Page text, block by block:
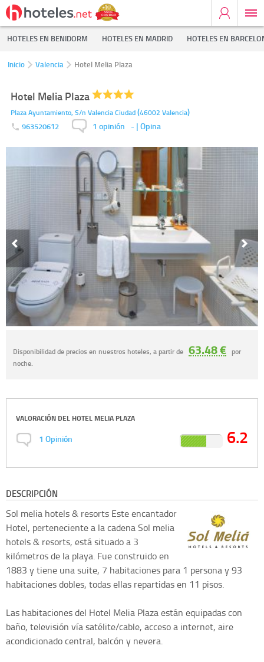
HOTELES EN BENIDORM HOTELES EN MADRID HOTELES EN
Inicio Valencia Hotel Melia Plaza
Hotel Melia Plaza
Plaza Ayuntamiento, S/n Valencia Ciudad(46002 Valencia)
963520612 1 opinión - | Opina
Disponibilidad de precios en nuestros hoteles, a partir de 63.48 € por
noche.
VALORACIÓN DEL HOTEL MELIA PLAZA
1 Opinión 6.2
DESCRIPCIÓN
Sol melia hotels & resorts Este encantador
Hotel, perteneciente a la cadena Sol melia
hotels & resorts, está situado a 3
kilómetros de la playa. Fue construido en
1883 y tiene una suite, 7 habitaciones para 1 persona y 93
habitaciones dobles, todas ellas repartidas en 11 pisos.
Las habitaciones del Hotel Melia Plaza están equipadas con
baño, televisión vía satélite/cable, acceso a internet, aire
acondicionado central, balcón y nevera.